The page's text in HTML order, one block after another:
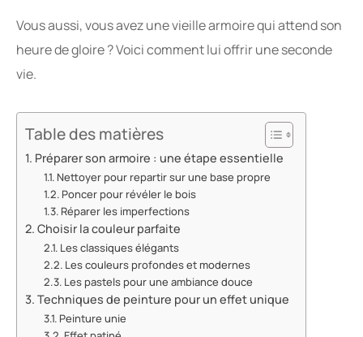
Vous aussi, vous avez une vieille armoire qui attend son
heure de gloire ? Voici comment lui offrir une seconde
vie.
Table des matières
Préparer son armoire : une étape essentielle
Nettoyer pour repartir sur une base propre
Poncer pour révéler le bois
Réparer les imperfections
Choisir la couleur parfaite
Les classiques élégants
Les couleurs profondes et modernes
Les pastels pour une ambiance douce
Techniques de peinture pour un effet unique
Peinture unie